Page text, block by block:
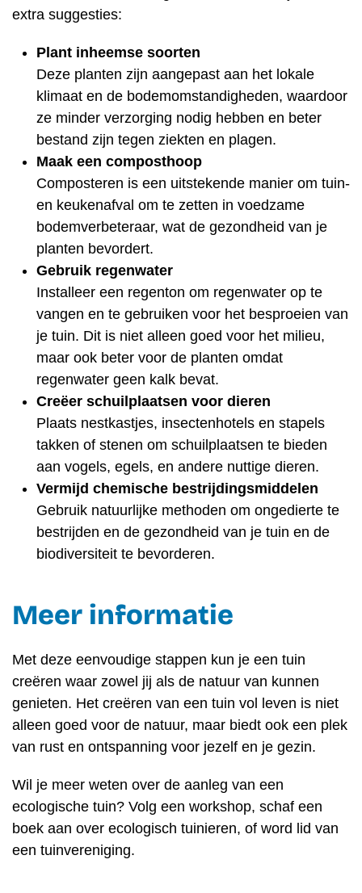
extra suggesties:
Plant inheemse soorten
Deze planten zijn aangepast aan het lokale
klimaat en de bodemomstandigheden, waardoor
ze minder verzorging nodig hebben en beter
bestand zijn tegen ziekten en plagen.
Maak een composthoop
Composteren is een uitstekende manier om tuin-
en keukenafval om te zetten in voedzame
bodemverbeteraar, wat de gezondheid van je
planten bevordert.
Gebruik regenwater
Installeer een regenton om regenwater op te
vangen en te gebruiken voor het besproeien van
je tuin. Dit is niet alleen goed voor het milieu,
maar ook beter voor de planten omdat
regenwater geen kalk bevat.
Creëer schuilplaatsen voor dieren
Plaats nestkastjes, insectenhotels en stapels
takken of stenen om schuilplaatsen te bieden
aan vogels, egels, en andere nuttige dieren.
Vermijd chemische bestrijdingsmiddelen
Gebruik natuurlijke methoden om ongedierte te
bestrijden en de gezondheid van je tuin en de
biodiversiteit te bevorderen.
Meer informatie
Met deze eenvoudige stappen kun je een tuin
creëren waar zowel jij als de natuur van kunnen
genieten. Het creëren van een tuin vol leven is niet
alleen goed voor de natuur, maar biedt ook een plek
van rust en ontspanning voor jezelf en je gezin.
Wil je meer weten over de aanleg van een
ecologische tuin? Volg een workshop, schaf een
boek aan over ecologisch tuinieren, of word lid van
een tuinvereniging.